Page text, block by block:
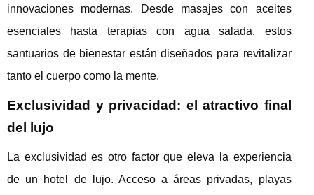
innovaciones modernas. Desde masajes con aceites
esenciales hasta terapias con agua salada, estos
santuarios de bienestar están diseñados para revitalizar
tanto el cuerpo como la mente.
Exclusividad y privacidad: el atractivo final
del lujo
La exclusividad es otro factor que eleva la experiencia
de un hotel de lujo. Acceso a áreas privadas, playas